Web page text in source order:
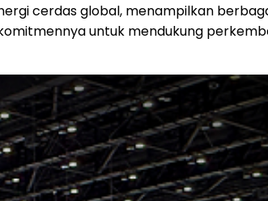
cerdas global, menampilkan
untuk mendukung